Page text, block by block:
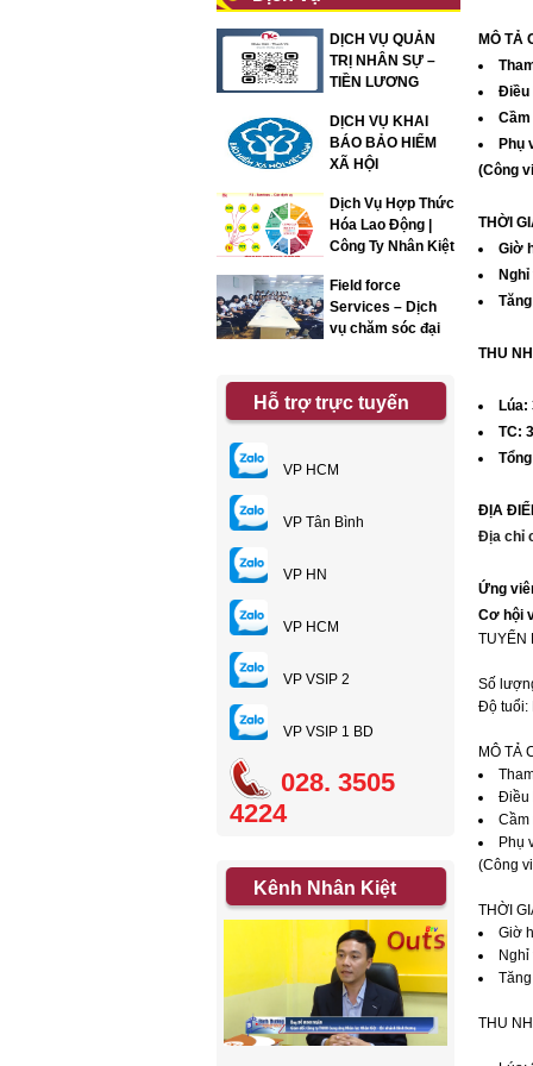
DỊCH VỤ QUẢN
TRỊ NHÂN SỰ –
TIỀN LƯƠNG
DỊCH VỤ KHAI
BÁO BẢO HIỂM
XÃ HỘI
Dịch Vụ Hợp Thức
Hóa Lao Động |
Công Ty Nhân Kiệt
Field force
Services – Dịch
vụ chăm sóc đại
Hỗ trợ trực tuyến
VP HCM
VP Tân Bình
VP HN
VP HCM
VP VSIP 2
VP VSIP 1 BD
028. 3505
4224
Kênh Nhân Kiệt
MÔ TẢ
Điều
Phụ
(Công
THỜI
Giờ
THU
TC:
ĐỊA
Địa chỉ
Ứng
Cơ hội
TUYỂN
Số
Độ tuổi:
MÔ TẢ
Điều
Cầm
Phụ
(Công
THỜI
Giờ
THU